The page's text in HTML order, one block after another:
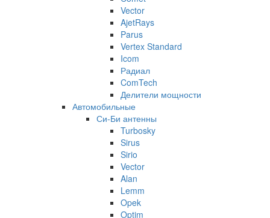
Vector
AjetRays
Parus
Vertex Standard
Icom
Радиал
ComTech
Делители мощности
Автомобильные
Си-Би антенны
Turbosky
Sirus
Sirio
Vector
Alan
Lemm
Opek
Optim